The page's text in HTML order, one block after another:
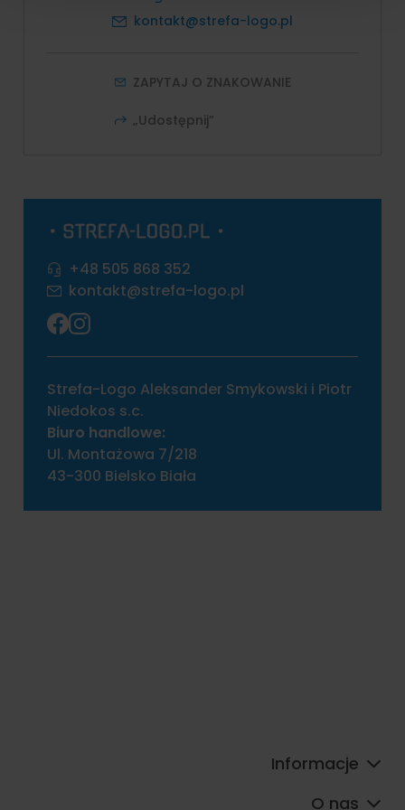
kontakt@strefa-logo.pl
ZAPYTAJ O ZNAKOWANIE
„Udostępnij”
+48 505 868 352
kontakt@strefa-logo.pl
Strefa-Logo Aleksander Smykowski i Piotr
Niedokos s.c.
Biuro handlowe:
Ul. Montażowa 7/218
43-300 Bielsko Biała
Informacje
O nas